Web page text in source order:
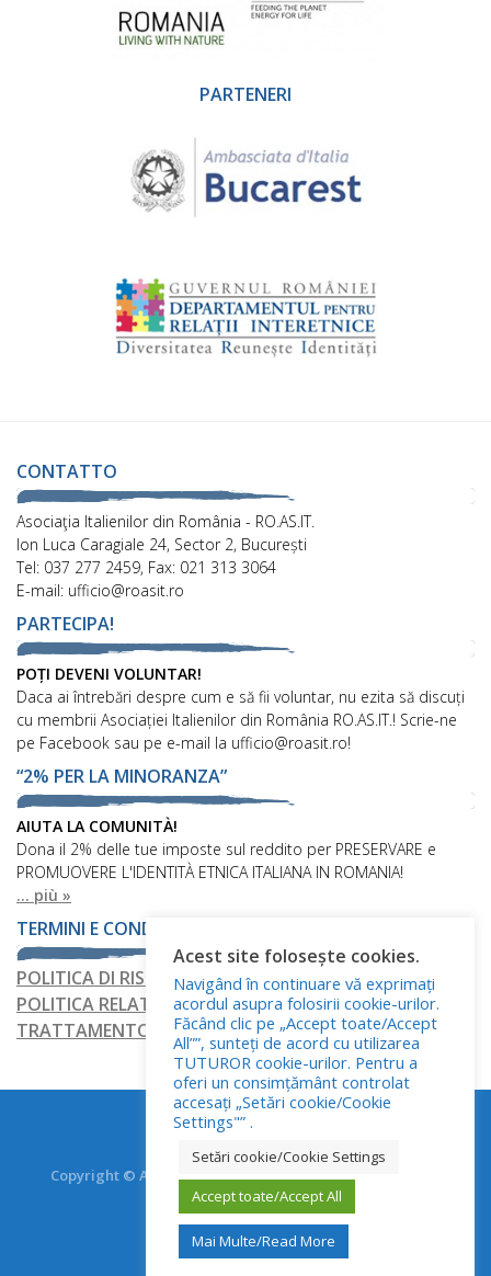
PARTENERI
CONTATTO
Asociaţia Italienilor din România - RO.AS.IT.
Ion Luca Caragiale 24, Sector 2, București
Tel: 037 277 2459, Fax: 021 313 3064
E-mail: ufficio@roasit.ro
PARTECIPA!
POȚI DEVENI VOLUNTAR!
Daca ai întrebări despre cum e să fii voluntar, nu ezita să discuți
cu membrii Asociației Italienilor din România RO.AS.IT.! Scrie-ne
pe Facebook sau pe e-mail la ufficio@roasit.ro!
“2% PER LA MINORANZA”
AIUTA LA COMUNITÀ!
Dona il 2% delle tue imposte sul reddito per PRESERVARE e
PROMUOVERE L'IDENTITÀ ETNICA ITALIANA IN ROMANIA!
... più »
TERMINI E CONDIZIONI
POLITICA DI RISERVATEZZA
POLITICA RELATIVA AI FILE COOKIE
TRATTAMENTO DEI DATI PERSONALI
Copyright © Asociația Italienilor din România - RO.AS.IT.
Toate drepturile rezervate.
Acest site folosește cookies.
Navigând în continuare vă exprimați
acordul asupra folosirii cookie-urilor.
Făcând clic pe „Accept toate/Accept
All””, sunteți de acord cu utilizarea
TUTUROR cookie-urilor. Pentru a
oferi un consimțământ controlat
accesați „Setări cookie/Cookie
Settings"” .
Setări cookie/Cookie Settings
Accept toate/Accept All
Mai Multe/Read More